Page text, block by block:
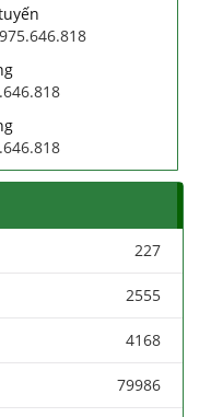
227
2555
4168
79986